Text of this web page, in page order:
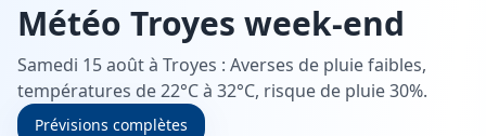
Météo Troyes week-end
Samedi 15 août à Troyes : Averses de pluie faibles,
températures de 22°C à 32°C, risque de pluie 30%.
Prévisions complètes